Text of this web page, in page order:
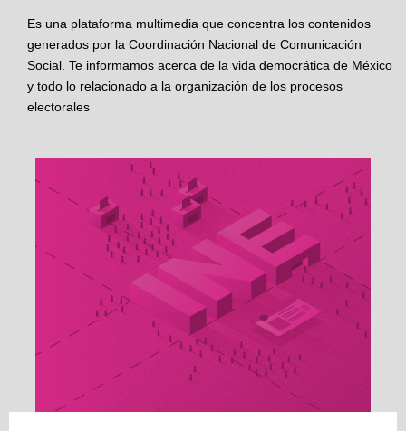
Es una plataforma multimedia que concentra los contenidos
generados por la Coordinación Nacional de Comunicación
Social. Te informamos acerca de la vida democrática de México
y todo lo relacionado a la organización de los procesos
electorales